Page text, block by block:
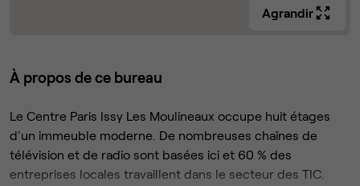
Agrandir
À propos de ce bureau
Le Centre Paris Issy Les Moulineaux occupe huit étages
d'un immeuble moderne. De nombreuses chaînes de
télévision et de radio sont basées ici et 60 % des
entreprises locales travaillent dans le secteur des TIC.